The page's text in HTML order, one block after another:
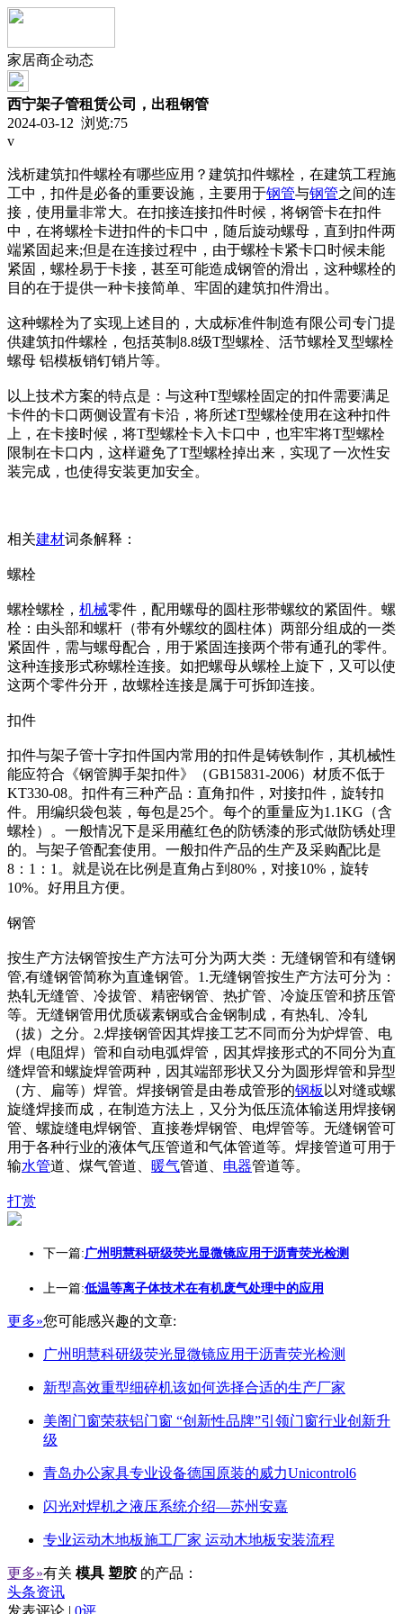
家居商企动态
西宁架子管租赁公司，出租钢管
2024-03-12 浏览:75
v
浅析建筑扣件螺栓有哪些应用？建筑扣件螺栓，在建筑工程施
工中，扣件是必备的重要设施，主要用于钢管与钢管之间的连
接，使用量非常大。在扣接连接扣件时候，将钢管卡在扣件
中，在将螺栓卡进扣件的卡口中，随后旋动螺母，直到扣件两
端紧固起来;但是在连接过程中，由于螺栓卡紧卡口时候未能
紧固，螺栓易于卡接，甚至可能造成钢管的滑出，这种螺栓的
目的在于提供一种卡接简单、牢固的建筑扣件滑出。
这种螺栓为了实现上述目的，大成标准件制造有限公司专门提
供建筑扣件螺栓，包括英制8.8级T型螺栓、活节螺栓叉型螺栓
螺母 铝模板销钉销片等。
以上技术方案的特点是：与这种T型螺栓固定的扣件需要满足
卡件的卡口两侧设置有卡沿，将所述T型螺栓使用在这种扣件
上，在卡接时候，将T型螺栓卡入卡口中，也牢牢将T型螺栓
限制在卡口内，这样避免了T型螺栓掉出来，实现了一次性安
装完成，也使得安装更加安全。
相关建材词条解释：
螺栓
螺栓螺栓， 机械零件，配用螺母的圆柱形带螺纹的紧固件。螺
栓：由头部和螺杆（带有外螺纹的圆柱体）两部分组成的一类
紧固件，需与螺母配合，用于紧固连接两个带有通孔的零件。
这种连接形式称螺栓连接。如把螺母从螺栓上旋下，又可以使
这两个零件分开，故螺栓连接是属于可拆卸连接。
扣件
扣件与架子管十字扣件国内常用的扣件是铸铁制作，其机械性
能应符合《钢管脚手架扣件》（GB15831-2006）材质不低于
KT330-08。扣件有三种产品：直角扣件，对接扣件，旋转扣
件。用编织袋包装，每包是25个。每个的重量应为1.1KG（含
螺栓）。一般情况下是采用蘸红色的防锈漆的形式做防锈处理
的。与架子管配套使用。一般扣件产品的生产及采购配比是
8：1：1。就是说在比例是直角占到80%，对接10%，旋转
10%。好用且方便。
钢管
按生产方法钢管按生产方法可分为两大类：无缝钢管和有缝钢
管,有缝钢管简称为直逢钢管。1.无缝钢管按生产方法可分为：
热轧无缝管、冷拔管、精密钢管、热扩管、冷旋压管和挤压管
等。无缝钢管用优质碳素钢或合金钢制成，有热轧、冷轧
（拔）之分。2.焊接钢管因其焊接工艺不同而分为炉焊管、电
焊（电阻焊）管和自动电弧焊管，因其焊接形式的不同分为直
缝焊管和螺旋焊管两种，因其端部形状又分为圆形焊管和异型
（方、扁等）焊管。焊接钢管是由卷成管形的钢板 以对缝或螺
旋缝焊接而成，在制造方法上，又分为低压流体输送用焊接钢
管、螺旋缝电焊钢管、直接卷焊钢管、电焊管等。无缝钢管可
用于各种行业的液体气压管道和气体管道等。焊接管道可用于
输水管道、煤气管道、 暖气管道、 电器管道等。
打赏
下一篇:广州明慧科研级荧光显微镜应用于沥青荧光检测
上一篇:低温等离子体技术在有机废气处理中的应用
更多»您可能感兴趣的文章:
广州明慧科研级荧光显微镜应用于沥青荧光检测
新型高效重型细碎机该如何选择合适的生产厂家
美阁门窗荣获铝门窗 “创新性品牌”引领门窗行业创新升
级
青岛办公家具专业设备德国原装的威力Unicontrol6
闪光对焊机之液压系统介绍—苏州安嘉
专业运动木地板施工厂家 运动木地板安装流程
更多»有关 模具 塑胶 的产品：
头条资讯
发表评论 | 0评